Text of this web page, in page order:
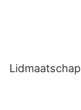
Lidmaatschap